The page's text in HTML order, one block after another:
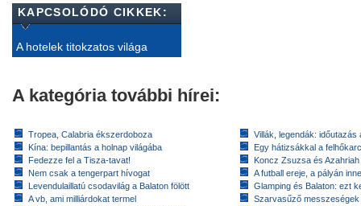
KAPCSOLÓDÓ CIKKEK:
A hotelek titokzatos világa
A kategória további hírei:
Tropea, Calabria ékszerdoboza
Kína: bepillantás a holnap világába
Fedezze fel a Tisza-tavat!
Nem csak a tengerpart hívogat
Levendulaillatú csodavilág a Balaton fölött
A vb, ami milliárdokat termel
Villák, legendák: időutazás
Egy hátizsákkal a
Koncz Zsuzsa és
A futball ereje, a pályán
Glamping és Balaton: ezt
Szarvasűző messzeségek